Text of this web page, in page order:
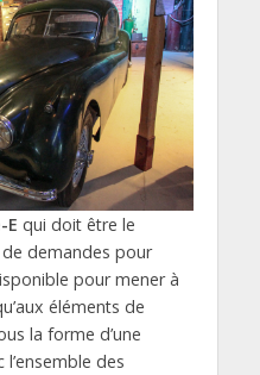
E qui doit être le
demandes pour
pour mener à
éléments de
la forme d’une
l’ensemble des